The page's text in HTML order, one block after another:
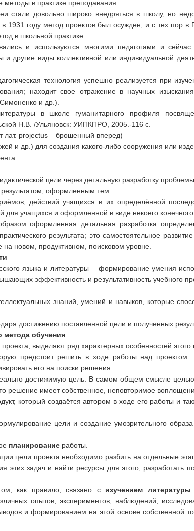
методы в практике преподавания.
стали довольно широко внедрять­ся в школу, но
1931 году метод проектов был осужден, и с тех пор
в школьной практике.
и используются многими педагогами и сейчас.
другие виды коллективной или индивидуальной
технология успешно реализуется при
находит свое отражение в научных
и др.).
в школе гуманитарного профиля
Н.В. /Ульяновск: УИПКПРО, 2005.-116 с.
лат. projectus – брошенный вперед)
и др.) для создания какого-либо сооружения или
цели через детальную разработку
оформленным тем
действий учащихся в их определённой
учащихся и оформленной в виде некоего конечного
оформленная детальная разработка
результата; это самостоятельное
на новом, продуктивном, поисковом уровне.
языка и литературы – формирование умения
эффективность и результативность учебного
знаний, умений и навыков, которые
достижению поставленной цели и полученных
метода обучения
выделяют ряд характерных особенностей этого
предстоит решить в ходе работы над
его на поиски решения.
достижимую цель. В самом общем смысле целью
решение имеет собственное, неповторимое
который создаётся автором в ходе его работы и
цели и создание умозрительного
планирование работы.
цели проекта необходимо разбить на отдельные
этих задач и найти ресурсы для этого; разработать
как правило, связано с изучением литературы
опытов, экспериментов, наблюдений,
и формированием на этой основе собственной